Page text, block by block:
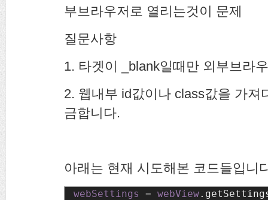
부브라우저로 열리는것이 문제
질문사항
1. 타겟이 _blank일때만 외부브라
2. 웹내부 id값이나 class값을 가져
금합니다.
아래는 현재 시도해본 코드들입니
webSettings = webView